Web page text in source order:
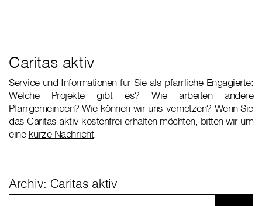
Caritas aktiv
Service und Informationen für Sie als pfarrliche Engagierte:
Welche Projekte gibt es? Wie arbeiten andere
Pfarrgemeinden? Wie können wir uns vernetzen? Wenn Sie
das Caritas aktiv kostenfrei erhalten möchten, bitten wir um
eine kurze Nachricht.
Archiv: Caritas aktiv